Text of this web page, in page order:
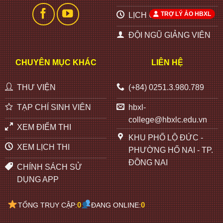
LỊCH CÔNG TÁC
ĐỘI NGŨ GIẢNG VIÊN
CHUYÊN MỤC KHÁC
THƯ VIỆN
TẠP CHÍ SINH VIÊN
XEM ĐIỂM THI
XEM LỊCH THI
CHÍNH SÁCH SỬ
DỤNG APP
LIÊN HỆ
(+84) 0251.3.980.789
hbxl-
college@hbxlc.edu.vn
KHU PHỐ LỘ ĐỨC -
PHƯỜNG HỐ NAI - TP.
ĐỒNG NAI
TỔNG TRUY CẬP:0 ĐANG ONLINE:0
TRỢ LÝ ẢO HBXL